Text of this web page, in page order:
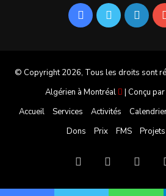
FacebookTwitter
© Copyright 2026, Tous les droits sont
Algérien à Montréal
| Conçu par
Accueil
Services Activités
Dons
Prix FMS Projets
FacebookTwitter